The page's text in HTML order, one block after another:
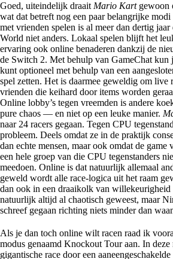
Goed, uiteindelijk draait Mario Kartgewoon
wat dat betreft nog een paar belangrijke modi
met vrienden spelen is al meer dan dertig jaar
World niet anders. Lokaal spelen blijft het
ervaring ook online benaderen dankzij de
de Switch 2. Met behulp van GameChat kun
kunt optioneel met behulp van een
spel zetten. Het is daarmee geweldig om live
vrienden die keihard door items worden
Online lobby’s tegen vreemden is andere
pure chaos — en niet op een leuke manier.
naar 24 racers gegaan. Tegen CPU
probleem. Deels omdat ze in de praktijk
dan echte mensen, maar ook omdat de game
een hele groep van die CPU tegenstanders
meedoen. Online is dat natuurlijk allemaal
geweld wordt alle race-logica uit het raam
dan ook in een draaikolk van
natuurlijk altijd al chaotisch geweest, maar
schreef gegaan richting niets minder dan
Als je dan toch online wilt racen raad ik
modus genaamd Knockout Tour aan. In deze
gigantische race door een